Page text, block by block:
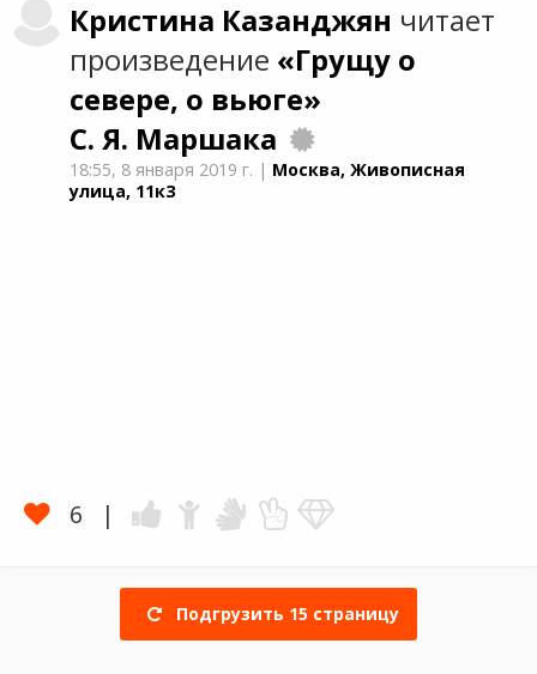
Кристина Казанджян читает
произведение «Грущу о
севере, о вьюге»
С. Я. Маршака
18:55, 8 января 2019 г. | Москва, Живописная
улица, 11к3
6
Подгрузить 15 страницу